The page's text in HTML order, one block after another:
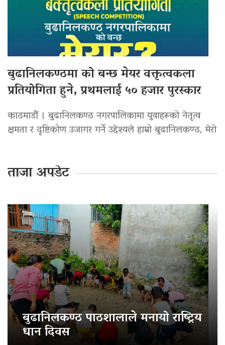
बुढानिलकण्ठमा को बन्छ मेयर वक्तृत्वकला
प्रतियोगिता हुने, प्रथमलाई ५० हजार पुरस्कार
काठमाडौं । बुढानिलकण्ठ नगरपालिकामा युवाहरूको नेतृत्व
क्षमता र दृष्टिकोण उजागर गर्ने उद्देश्यले हाम्रो बुढानिलकण्ठ, मेरो
ताजा अपडेट
बुढानिलकण्ठ पाठशालाले मनायो राष्ट्रिय
धान दिवस